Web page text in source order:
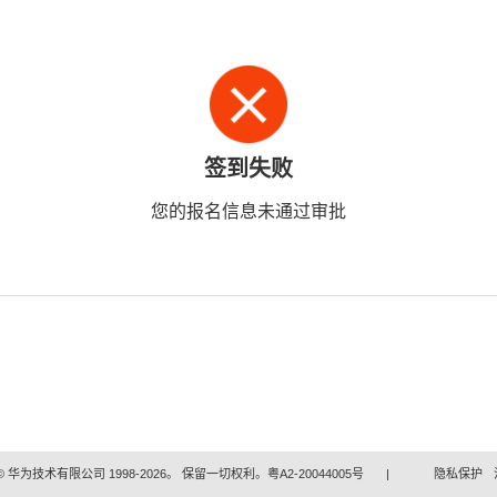
签到失败
您的报名信息未通过审批
华为技术有限公司 1998-2026。 保留一切权利。粤A2-20044005号 | 隐私保护